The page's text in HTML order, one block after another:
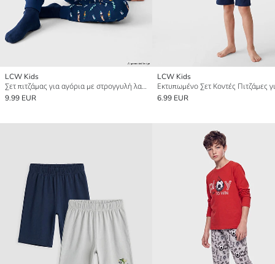
LCW Kids
Σετ πιτζάμας για αγόρια με στρογγυλή λαιμόκοψη
9.99 EUR
LCW Kids
6.99 EUR